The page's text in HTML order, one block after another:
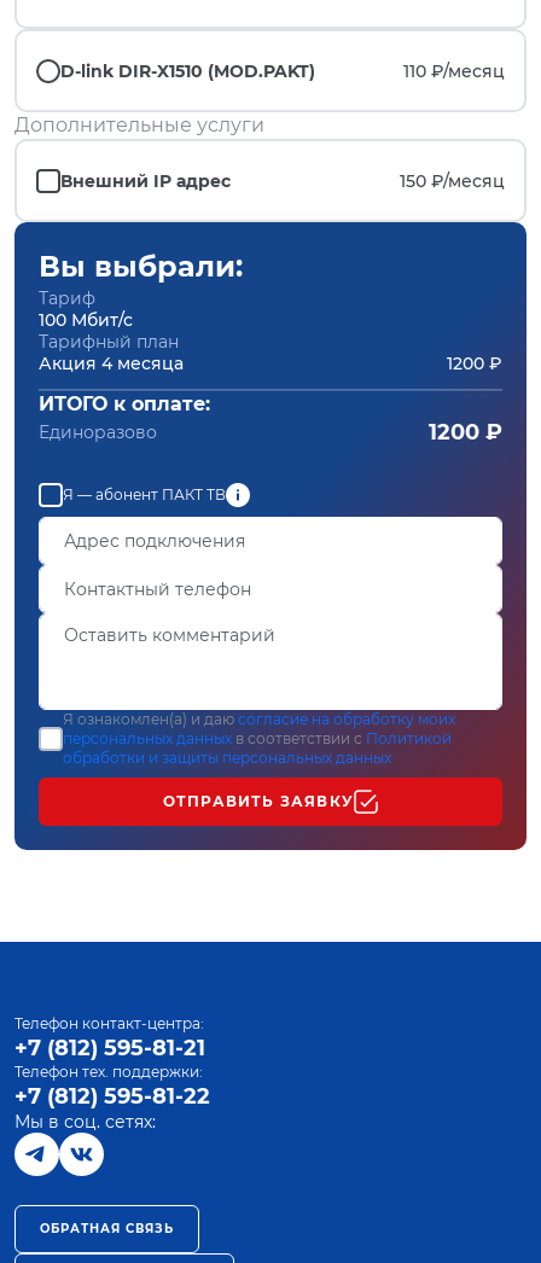
D-link DIR-X1510 (MOD.PAKT) 110 ₽/месяц
Дополнительные услуги
Внешний IP адрес 150 ₽/месяц
Вы выбрали:
Тариф
100 Мбит/с
Тарифный план
Акция 4 месяца
1200 ₽
ИТОГО к оплате:
Единоразово 1200 ₽
Я — абонент ПАКТ ТВ
Я ознакомлен(а) и даю согласие на обработку моих
персональных данных в соответствии с Политикой
обработки и защиты персональных данных
ОТПРАВИТЬ ЗАЯВКУ
Телефон контакт-центра:
+7 (812) 595-81-21
Телефон тех. поддержки:
+7 (812) 595-81-22
Мы в соц. сетях:
ОБРАТНАЯ СВЯЗЬ